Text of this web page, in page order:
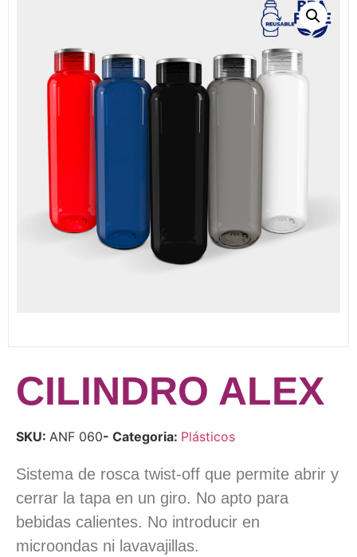
CILINDRO ALEX
SKU: ANF 060- Categoria: Plásticos
Sistema de rosca twist-off que permite abrir y
cerrar la tapa en un giro. No apto para
bebidas calientes. No introducir en
microondas ni lavavajillas.